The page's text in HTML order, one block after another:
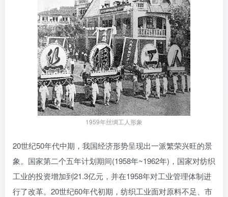
1959年丝绸工人形象
20世纪50年代中期，我国经济形势呈现出一派繁荣兴旺的景
象。国家第二个五年计划期间(1958年~1962年)，国家对纺织
工业的投资增加到21.3亿元，并在1958年对工业管理体制进
行了改革。20世纪60年代初期，纺织工业面对原料不足、市